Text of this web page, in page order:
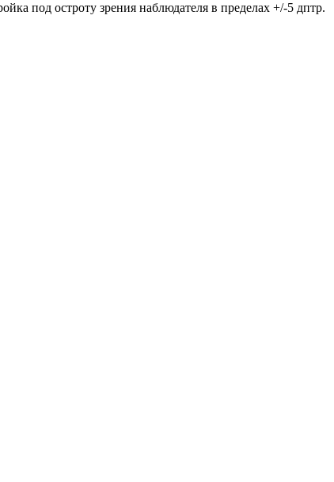
под остроту зрения наблюдателя в пределах +/-5 дптр.